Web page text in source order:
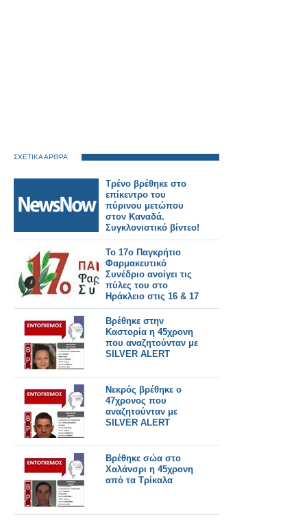
ΣΧΕΤΙΚΑ ΑΡΘΡΑ
Τρένο βρέθηκε στο
επίκεντρο του
πύρινου μετώπου
στον Καναδά.
Συγκλονιστικό βίντεο!
Το 17ο Παγκρήτιο
Φαρμακευτικό
Συνέδριο ανοίγει τις
πύλες του στο
Ηράκλειο στις 16 & 17
Μαΐου 2026
Βρέθηκε στην
Καστορία η 45χρονη
που αναζητούνταν με
SILVER ALERT
Νεκρός βρέθηκε ο
47χρονος που
αναζητούνταν με
SILVER ALERT
Βρέθηκε σώα στο
Χαλάνσρι η 45χρονη
από τα Τρίκαλα